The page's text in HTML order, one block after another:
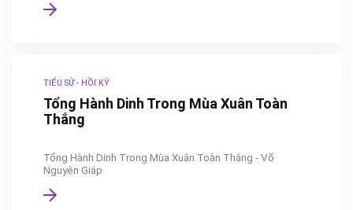
TIỂU SỬ - HỒI KÝ
Tổng Hành Dinh Trong Mùa Xuân Toàn
Thắng
Tổng Hành Dinh Trong Mùa Xuân Toàn Thắng - Võ
Nguyên Giáp